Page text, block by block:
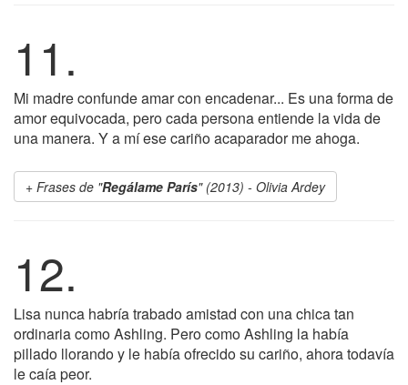
11.
Mi madre confunde amar con encadenar... Es una forma de
amor equivocada, pero cada persona entiende la vida de
una manera. Y a mí ese cariño acaparador me ahoga.
Frases de "Regálame París" (2013) - Olivia Ardey
12.
Lisa nunca habría trabado amistad con una chica tan
ordinaria como Ashling. Pero como Ashling la había
pillado llorando y le había ofrecido su cariño, ahora todavía
le caía peor.